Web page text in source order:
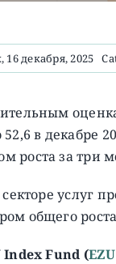
декабря, 2025
52,6 в декабре
роста за три
услуг
общего
Index Fund (EZU